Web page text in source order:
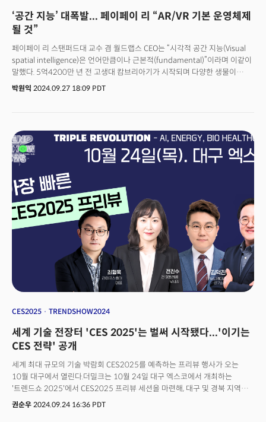
‘공간 지능’ 대폭발... 페이페이 리 “AR/VR 기본 운영체제
될 것”
페이페이 리 스탠퍼드대 교수 겸 월드랩스 CEO는 “시각적 공간 지능(Visual
spatial intelligence)은 언어만큼이나 근본적(fundamental)”이라며 이같이
말했다. 5억4200만 년 전 고생대 캄브리아기가 시작되며 다양한 생물이
폭발적으로 늘어난 것처럼 ‘공간 지능’ 기반의 폭발적 혁신, 기회가 창출될
측면이 있는데, 그중 하나가 언어 지능이며 언어 지능만큼 근본적인 게 공간
지능이라는 주장이다. 공간 지능은 시각 정보를 인식, 처리하는 능력과
밀접하게 연결돼 있다. 공간 지능을 통해 인간은 주변 세계를 이해하고,
직관적으로 상호작용을 할 수 있다. 리 CEO는 “더 많은 가능성, 미지의 세계를
열어준다는 게 좋은 기술의 마법”이라며 “우리는 앞으로 나아갈 것이다.
가능성은 더욱 확대될 것으로 본다”고 했다. 창작, 디자인, 학습, AR/VR, 로봇
공학 등에 공간 지능이 활용될 수 있다는 설명이다. 월드랩스는 이를 위해
‘대규모 월드 모델(LWM)’을 개발하고 있다고 밝혔다. 리 CEO의 대담한
비전에 a16z, NEA 등 실리콘밸리 톱 VC(벤처캐피털)들은 2억3000만달러(약
3000억원)를 초기 투자로 쏟아부었다. 2006년 이미지넷 프로젝트를 시작,
딥러닝 분야에서 큰 업적을 남긴 ‘AI 대모(Godmother)’와 월드랩스
공동창업자들이 공간 지능을 강조한 이유는 무엇일까?
박원익 2024.09.27 18:09 PDT
CES2025 TRENDSHOW2024
세계 기술 전장터 'CES 2025'는 벌써 시작됐다...'이기는
CES 전략' 공개
세계 최대 규모의 기술 박람회 CES2025를 예측하는 프리뷰 행사가 오는
10월 대구에서 열린다.더밀크는 10월 24일 대구 엑스코에서 개최하는
'트렌드쇼 2025'에서 CES2025 프리뷰 세션을 마련해, 대구 및 경북 지역
기업들을 대상으로 내년 CES 전망을 제시할 예정이다.CES는
권순우 2024.09.24 16:36 PDT